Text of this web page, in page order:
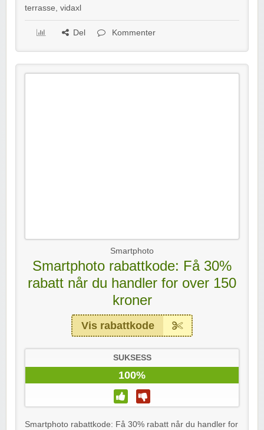
terrasse, vidaxl
Del Kommenter
Smartphoto
Smartphoto rabattkode: Få 30%
rabatt når du handler for over 150
kroner
Vis rabattkode
SUKSESS
100%
Smartphoto rabattkode: Få 30% rabatt når du handler for